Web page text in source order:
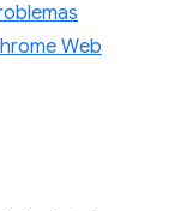
Web